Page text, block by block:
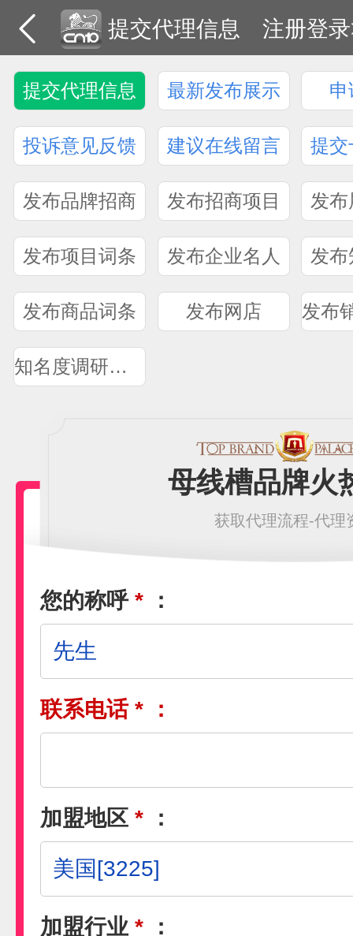
提交代理信息 注册登
提交代理信息 最新发布展示 申
投诉意见反馈 建议在线留言 提交
发布品牌招商 发布招商项目 发
发布项目词条 发布企业名人 发
发布商品词条 发布网店
知名度调研问卷
母线槽品牌火
获取代理流程-代理
您的称呼 * ：
联系电话 * ：
加盟地区 * ：
加盟行业 * ：